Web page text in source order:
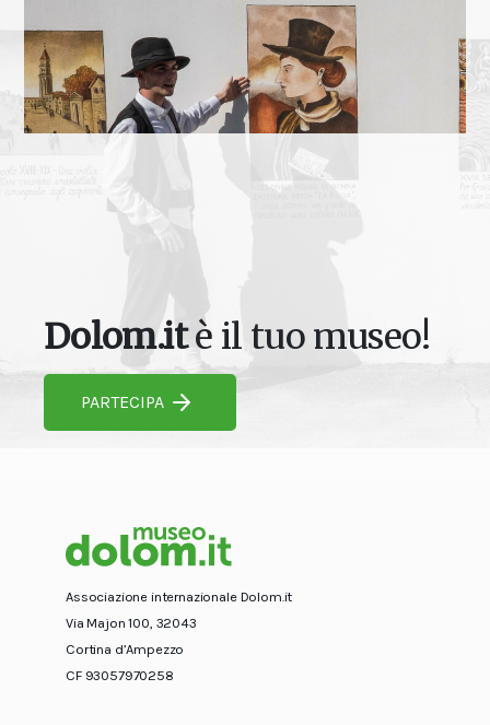
Dolom.itè il tuo museo!
PARTECIPA
Associazione internazionale Dolom.it
Via Majon 100, 32043
Cortina d’Ampezzo
CF 93057970258